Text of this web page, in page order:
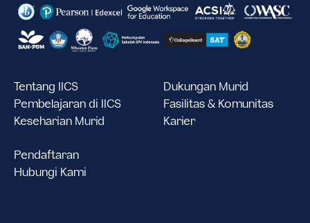
Tentang IICS
Pembelajaran di IICS
Keseharian Murid
Dukungan Murid
Fasilitas & Komunitas
Karier
Pendaftaran
Hubungi Kami